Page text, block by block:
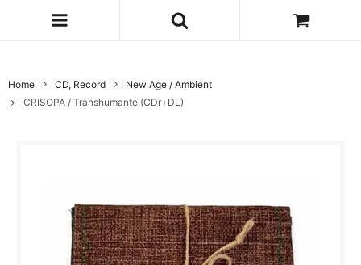
Home CD, Record
New Age / Ambient
CRISOPA / Transhumante (CDr+DL)